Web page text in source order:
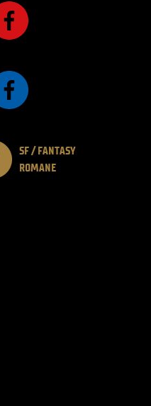
SF / FANTASY
ROMANE